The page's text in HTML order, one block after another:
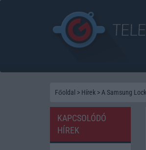
Főoldal > Hírek > A Samsung
KAPCSOLÓDÓ
HÍREK